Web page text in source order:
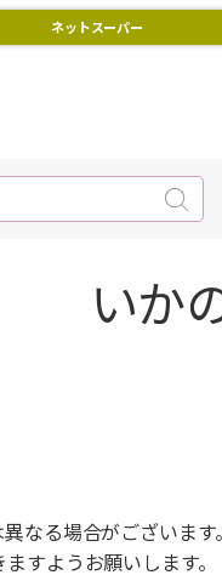
ネットスーパー
いか
なる場合がございま
すようお願いします。